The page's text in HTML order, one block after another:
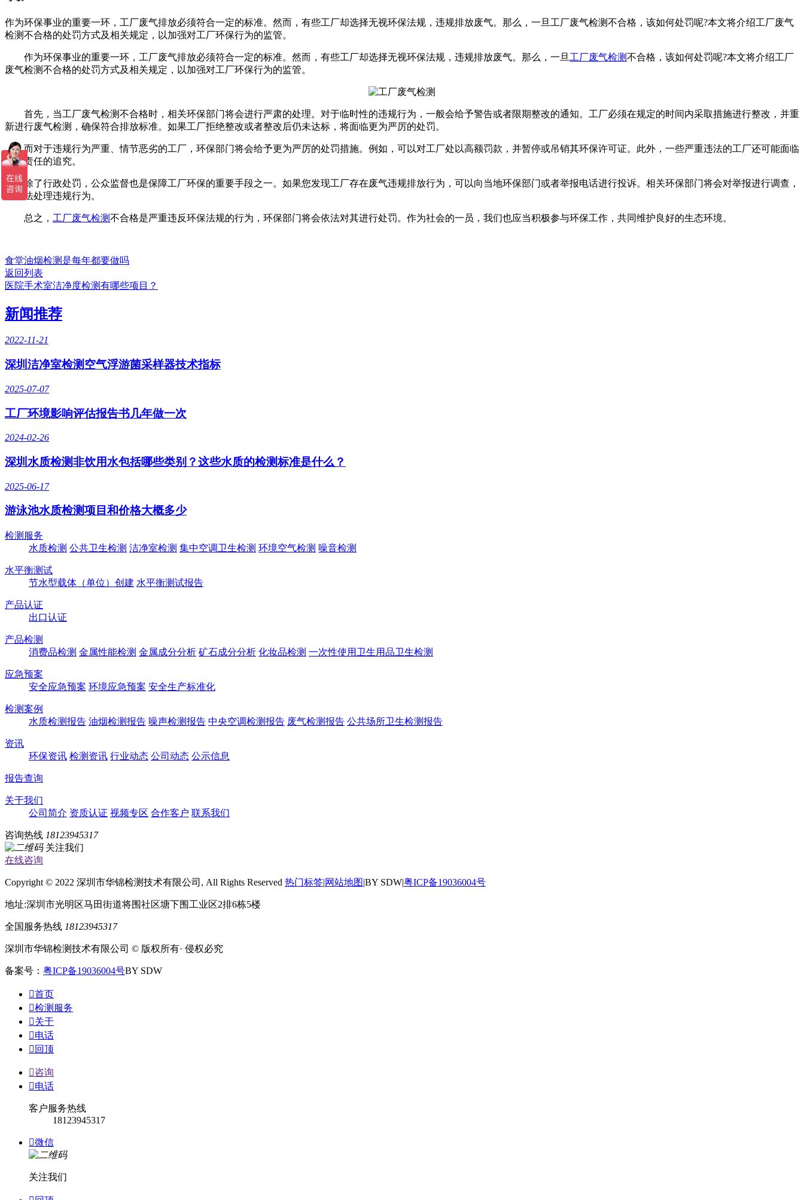
作为环保事业的重要一环，工厂废气排放必须符合一定的标准。然而，有些工厂却选择无视环保法规，违规排放废气。那么，一旦工厂废气检测不合格，该如何处罚呢?本文将介绍工厂废气
检测不合格的处罚方式及相关规定，以加强对工厂环保行为的监管。
作为环保事业的重要一环，工厂废气排放必须符合一定的标准。然而，有些工厂却选择无视环保法规，违规排放废气。那么，一旦 工厂废气检测不合格，该如何处罚呢?本文将介绍工厂
废气检测不合格的处罚方式及相关规定，以加强对工厂环保行为的监管。
首先，当工厂废气检测不合格时，相关环保部门将会进行严肃的处理。对于临时性的违规行为，一般会给予警告或者限期整改的通知。工厂必须在规定的时间内采取措施进行整改，并重
新进行废气检测，确保符合排放标准。如果工厂拒绝整改或者整改后仍未达标，将面临更为严厉的处罚。
而对于违规行为严重、情节恶劣的工厂，环保部门将会给予更为严厉的处罚措施。例如，可以对工厂处以高额罚款，并暂停或吊销其环保许可证。此外，一些严重违法的工厂还可能面临
刑事责任的追究。
除了行政处罚，公众监督也是保障工厂环保的重要手段之一。如果您发现工厂存在废气违规排放行为，可以向当地环保部门或者举报电话进行投诉。相关环保部门将会对举报进行调查，
并依法处理违规行为。
总之， 工厂废气检测不合格是严重违反环保法规的行为，环保部门将会依法对其进行处罚。作为社会的一员，我们也应当积极参与环保工作，共同维护良好的生态环境。
食堂油烟检测是每年都要做吗
返回列表
医院手术室洁净度检测有哪些项目？
新闻推荐
2022-11-21
深圳洁净室检测空气浮游菌采样器技术指标
2025-07-07
工厂环境影响评估报告书几年做一次
2024-02-26
深圳水质检测非饮用水包括哪些类别？这些水质的检测标准是什么？
2025-06-17
游泳池水质检测项目和价格大概多少
检测服务
水质检测 公共卫生检测 洁净室检测 集中空调卫生检测 环境空气检测 噪音检测
水平衡测试
节水型载体（单位）创建 水平衡测试报告
产品认证
出口认证
产品检测
消费品检测 金属性能检测 金属成分分析 矿石成分分析 化妆品检测 一次性使用卫生用品卫生检测
应急预案
安全应急预案 环境应急预案 安全生产标准化
检测案例
水质检测报告 油烟检测报告 噪声检测报告 中央空调检测报告 废气检测报告 公共场所卫生检测报告
资讯
环保资讯 检测资讯 行业动态 公司动态 公示信息
报告查询
关于我们
公司简介 资质认证 视频专区 合作客户 联系我们
咨询热线 18123945317
关注我们
在线咨询
Copyright © 2022 深圳市华锦检测技术有限公司, All Rights Reserved 热门标签|网站地图|BY SDW|粤ICP备19036004号
地址:深圳市光明区马田街道将围社区塘下围工业区2排6栋5楼
全国服务热线 18123945317
深圳市华锦检测技术有限公司 © 版权所有· 侵权必究
备案号： 粤ICP备19036004号BY SDW
首页
检测服务
关于
电话
 回顶
咨询
电话
客户服务热线
18123945317
微信
关注我们